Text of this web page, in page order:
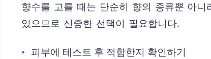
향수를 고를 때는 단순히 향의 종류뿐 아
있으므로 신중한 선택이 필요합니다.
피부에 테스트 후 적합한지 확인하기